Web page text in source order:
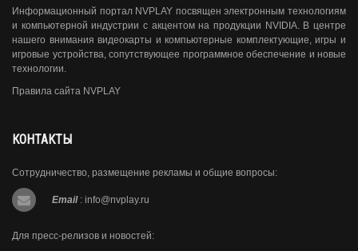
Информационный портал NVPLAY посвящен электронным технологиям
и компьютерной индустрии с акцентом на продукции NVIDIA. В центре
нашего внимания видеокарты и компьютерные комплектующие, игры и
игровые устройства, сопутствующее программное обеспечение и новые
технологии.
Правила сайта NVPLAY
КОНТАКТЫ
Сотрудничество, размещение рекламы и общие вопросы:
Email : info@nvplay.ru
Для пресс-релизов и новостей: